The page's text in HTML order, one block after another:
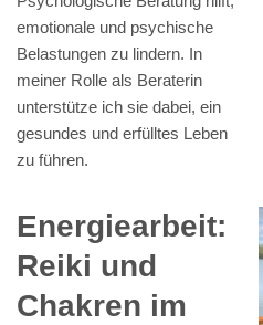
emotionale und psychische
Belastungen zu lindern. In
meiner Rolle als Beraterin
unterstütze ich sie dabei, ein
gesundes und erfülltes Leben
zu führen.
Energiearbeit:
Reiki und
Chakren im